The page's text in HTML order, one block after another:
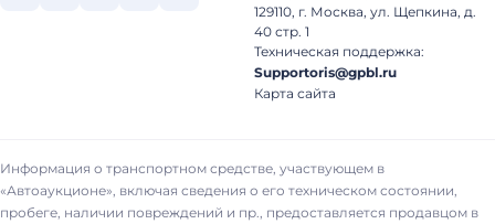
129110, г. Москва, ул. Щепкина, д.
40 стр. 1
Техническая поддержка:
Supportoris@gpbl.ru
Карта сайта
Информация о транспортном средстве, участвующем в
«Автоаукционе», включая сведения о его техническом состоянии,
пробеге, наличии повреждений и пр., предоставляется продавцом в